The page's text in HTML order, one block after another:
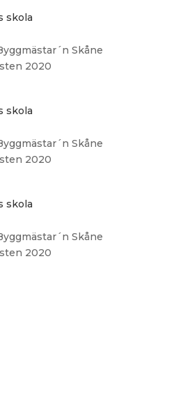
skola
Skåne
2020
skola
Skåne
2020
skola
Skåne
2020